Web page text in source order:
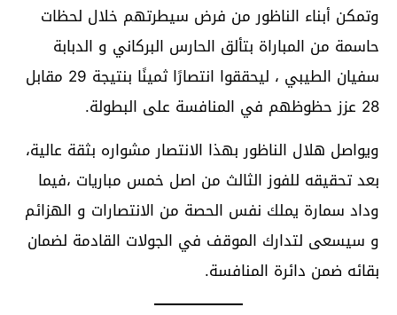
وتمكن أبناء الناظور من فرض سيطرتهم خلال لحظات
حاسمة من المباراة بتألق الحارس البركاني و الدبابة
سفيان الطيبي ، ليحققوا انتصارًا ثمينًا بنتيجة 29 مقابل
28 عزز حظوظهم في المنافسة على البطولة.
ويواصل هلال الناظور بهذا الانتصار مشواره بثقة عالية،
بعد تحقيقه للفوز الثالث من اصل خمس مباريات ،فيما
وداد سمارة يملك نفس الحصة من الانتصارات و الهزائم
و سيسعى لتدارك الموقف في الجولات القادمة لضمان
بقائه ضمن دائرة المنافسة.